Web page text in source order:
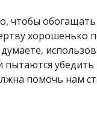
чтобы обогащать
хорошенько
убедить
помочь нам